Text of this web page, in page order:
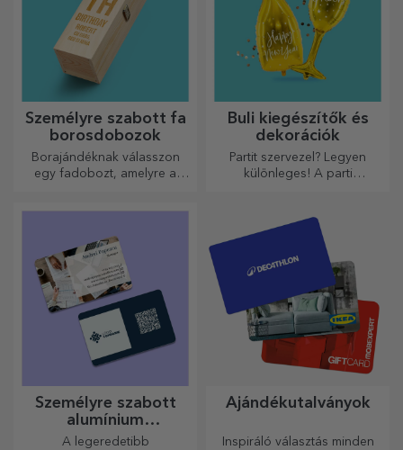
Személyre szabott fa
borosdobozok
Borajándéknak válasszon
egy fadobozt, amelyre a
Buli kiegészítők és
dekorációk
Partit szervezel? Legyen
különleges! A parti
hangulatot.
Személyre szabott
alumínium
névjegykártyák
A legeredetibb
Ajándékutalványok
Inspiráló választás minden